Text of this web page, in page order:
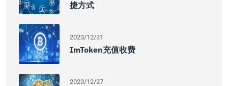
捷方式
2023/12/31
ImToken充值收费
2023/12/27